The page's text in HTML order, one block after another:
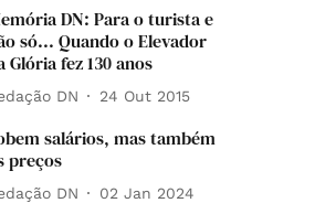
DN: Para o turista e
só... Quando o Elevador
Glória fez 130 anos
DN 24 Out 2015
salários, mas também
preços
DN 02 Jan 2024